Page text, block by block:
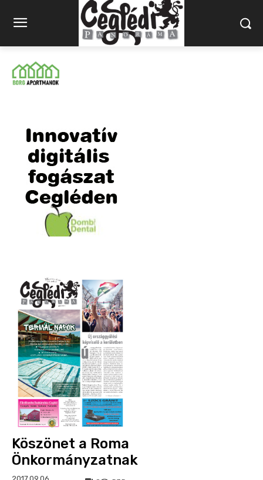
Köszönet a Roma
Önkormányzatnak